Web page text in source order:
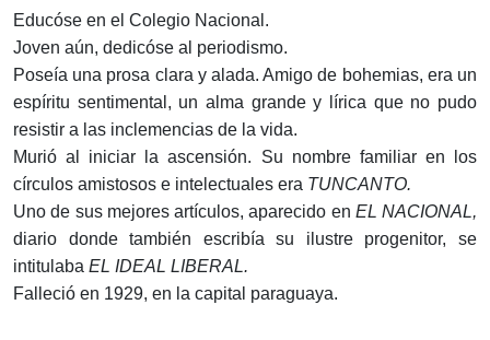
Educóse en el Colegio Nacional.
Joven aún, dedicóse al periodismo.
Poseía una prosa clara y alada. Amigo de bohemias, era un
espíritu sentimental, un alma grande y lírica que no pudo
resistir a las inclemencias de la vida.
Murió al iniciar la ascensión. Su nombre familiar en los
círculos amistosos e intelectuales era TUNCANTO.
Uno de sus mejores artículos, aparecido en EL NACIONAL,
diario donde también escribía su ilustre progenitor, se
intitulaba EL IDEAL LIBERAL.
Falleció en 1929, en la capital paraguaya.